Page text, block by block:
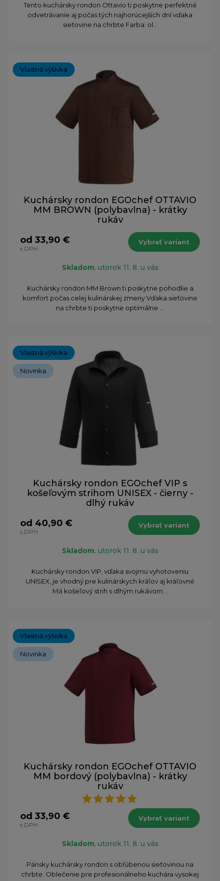
​Tento kuchársky rondon Ottavio ti poskytne perfektné
odvetrávanie aj počas tých najhorúcejších dní vďaka
sieťovine na chrbte Farba: ol...
Vlastná výšivka
Kuchársky rondon EGOchef OTTAVIO
MM BROWN (polybavlna) - krátky
rukáv
od 33,90 €
s DPH
Vybrať variant
Skladom, utorok 11. 8. u vás
​Kuchársky rondon MM Brown ti poskytne pohodlie a
komfort počas celej kulinárskej zmeny Vďaka sieťovine
na chrbte ti poskytne optimálne ...
Vlastná výšivka
Novinka
Kuchársky rondon EGOchef VIP s
košeľovým strihom UNISEX - čierny -
dlhý rukáv
od 40,90 €
s DPH
Vybrať variant
Skladom, utorok 11. 8. u vás
​Kuchársky rondon VIP, vďaka svojmu vyhotoveniu
UNISEX, je vhodný pre kulinárskych kráľov aj kráľovné
Má košeľový strih s dlhým rukávom...
Vlastná výšivka
Novinka
Kuchársky rondon EGOchef OTTAVIO
MM bordový (polybavlna) - krátky
rukáv
od 33,90 €
s DPH
Vybrať variant
Skladom, utorok 11. 8. u vás
Pánsky kuchársky rondon s obľúbenou sieťovinou na
chrbte. Oblečenie pre profesionálneho kuchára vysokej